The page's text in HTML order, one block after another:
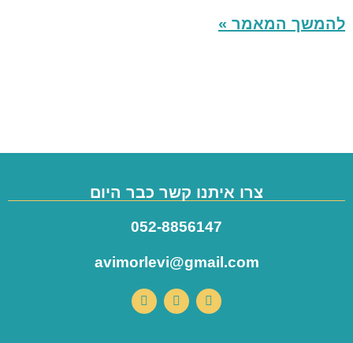
להמשך המאמר »
צרו איתנו קשר כבר היום
052-8856147
avimorlevi@gmail.com